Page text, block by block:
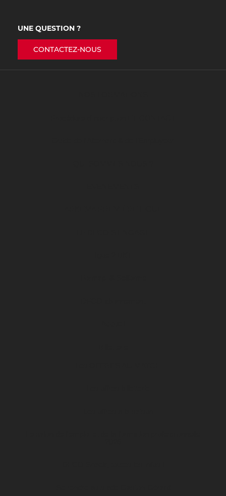
UNE QUESTION ?
CONTACTEZ-NOUS